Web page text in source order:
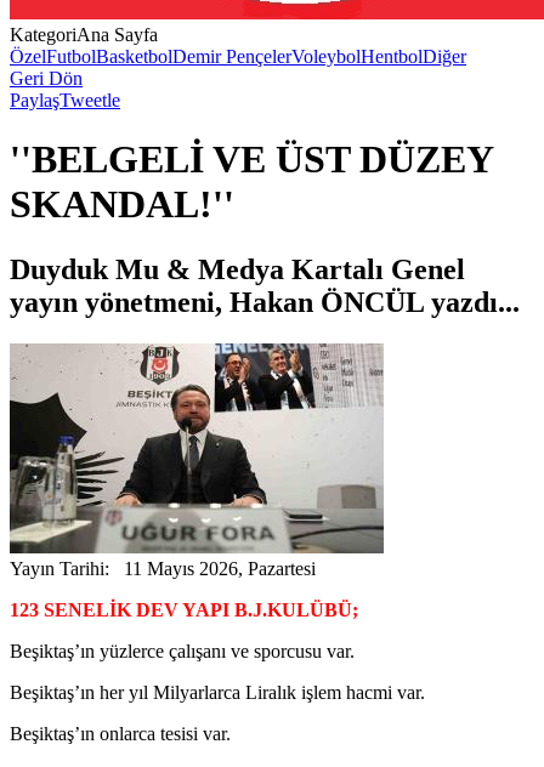
KategoriAna Sayfa
ÖzelFutbolBasketbolDemir PençelerVoleybolHentbolDiğer
Geri Dön
PaylaşTweetle
''BELGELİ VE ÜST DÜZEY
SKANDAL!''
Duyduk Mu & Medya Kartalı Genel
yayın yönetmeni, Hakan ÖNCÜL yazdı...
Yayın Tarihi: 11 Mayıs 2026, Pazartesi
123 SENELİK DEV YAPI B.J.KULÜBÜ;
Beşiktaş’ın yüzlerce çalışanı ve sporcusu var.
Beşiktaş’ın her yıl Milyarlarca Liralık işlem hacmi var.
Beşiktaş’ın onlarca tesisi var.